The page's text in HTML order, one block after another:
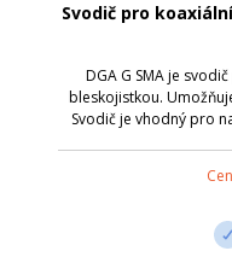
Svodič pro
DGA G SMA je
bleskojistkou.
Svodič je vhodný pro